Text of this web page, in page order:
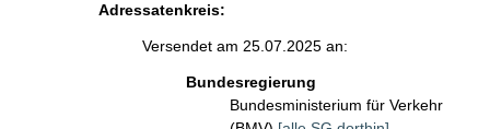
Adressatenkreis:
Versendet am 25.07.2025 an:
Bundesregierung
Bundesministerium für Verkehr